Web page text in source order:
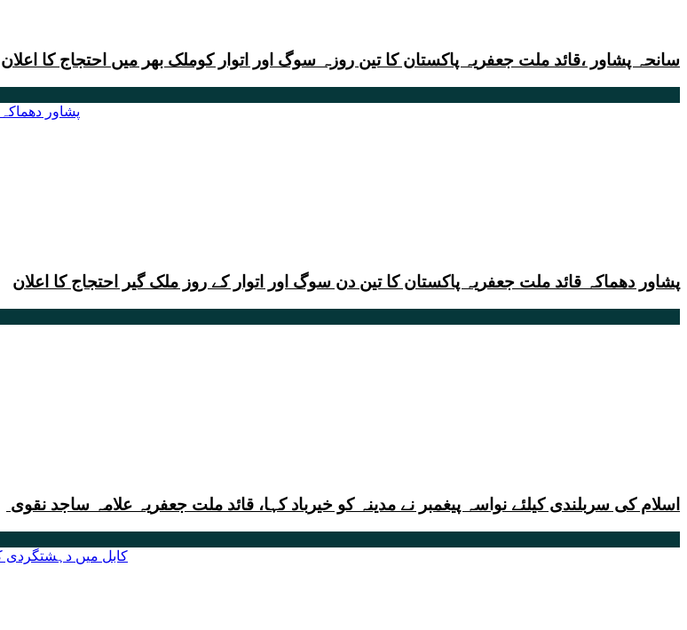
سانحہ پشاور ،قائد ملت جعفریہ پاکستان کا تین روزہ سوگ اور اتوار کوملک بھر میں احتجاج کا اعلان
پشاور دھماکہ قائد ملت جعفریہ پاکستان کا تین دن سوگ اور اتوار کے روز ملک گیر احتجاج کا اعلان
اسلام کی سربلندی کیلئے نواسہ پیغمبر نے مدینہ کو خیرباد کہا، قائد ملت جعفریہ علامہ ساجد نقوی